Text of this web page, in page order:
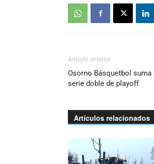
Artículo anterior
Osorno Básquetbol
serie doble de playoff
Artículos relacionados